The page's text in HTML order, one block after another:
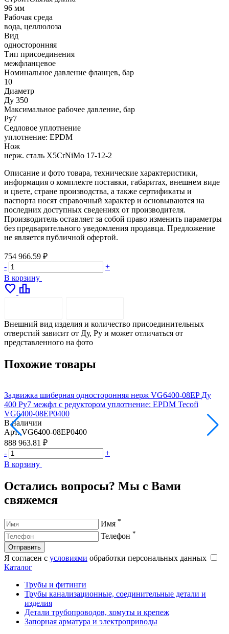
96 мм
Рабочая среда
вода, целлюлоза
Вид
односторонняя
Тип присоединения
межфланцевое
Номинальное давление фланцев, бар
10
Диаметр
Ду 350
Максимальное рабочее давление, бар
Ру7
Седловое уплотнение
уплотнение: EPDM
Нож
нерж. сталь X5CrNiMo 17-12-2
Описание и фото товара, технические характеристики,
информация о комплекте поставки, габаритах, внешнем виде
и цвете, стране производства, а также сертификаты и
паспорта носят справочный характер и основываются на
последних доступных сведениях от производителя.
Производитель оставляет за собой право изменить параметры
без предварительного уведомления продавца. Предложение
не является публичной офертой.
754 966.59 ₽
-
+
В корзину
favorite leaderboard
Внешний вид изделия и количество присоединительных
отверстий зависит от Ду, Pу и может отличаться от
представленного на фото
Похожие товары
Задвижка шиберная односторонняя нерж VG6400-08EP Ду
400 Ру7 межфл с редуктором уплотнение: EPDM Tecofi
VG6400-08EP0400
В наличии
Арт. VG6400-08EP0400
888 963.81 ₽
-
+
В корзину
Остались вопросы? Мы с Вами
свяжемся
Имя *
Телефон *
Отправить
Я согласен с условиями обработки персональных данных
Каталог
Трубы и фитинги
Трубы канализационные, соединительные детали и
изделия
Детали трубопроводов, хомуты и крепеж
Запорная арматура и электроприводы